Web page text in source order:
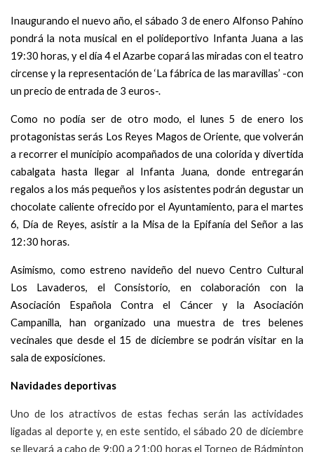
Inaugurando el nuevo año, el sábado 3 de enero Alfonso Pahíno
pondrá la nota musical en el polideportivo Infanta Juana a las
19:30 horas, y el día 4 el Azarbe copará las miradas con el teatro
circense y la representación de ‘La fábrica de las maravillas’ -con
un precio de entrada de 3 euros-.
Como no podía ser de otro modo, el lunes 5 de enero los
protagonistas serás Los Reyes Magos de Oriente, que volverán
a recorrer el municipio acompañados de una colorida y divertida
cabalgata hasta llegar al Infanta Juana, donde entregarán
regalos a los más pequeños y los asistentes podrán degustar un
chocolate caliente ofrecido por el Ayuntamiento, para el martes
6, Día de Reyes, asistir a la Misa de la Epifanía del Señor a las
12:30 horas.
Asimismo, como estreno navideño del nuevo Centro Cultural
Los Lavaderos, el Consistorio, en colaboración con la
Asociación Española Contra el Cáncer y la Asociación
Campanilla, han organizado una muestra de tres belenes
vecinales que desde el 15 de diciembre se podrán visitar en la
sala de exposiciones.
Navidades deportivas
Uno de los atractivos de estas fechas serán las actividades
ligadas al deporte y, en este sentido, el sábado 20 de diciembre
se llevará a cabo de 9:00 a 21:00 horas el Torneo de Bádminton